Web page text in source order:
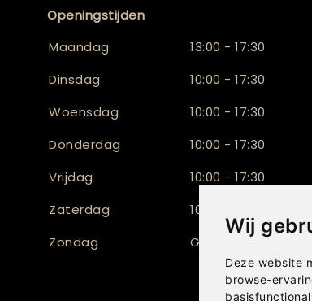
Wij
Deze website
browse-
Openingstijden
Maandag
13:00 - 17:30
Dinsdag
10:00 - 17:30
Woensdag
10:00 - 17:30
Donderdag
10:00 - 17:30
Vrijdag
10:00 - 17:30
Zaterdag
10:00 - 17:00
Zondag
Gesloten